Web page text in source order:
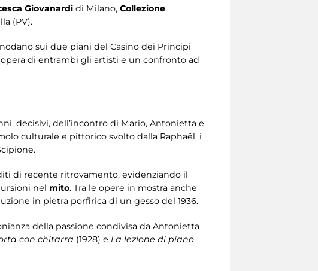
Giovanardi di Milano, Collezione
(PV).
sui due piani del Casino dei Principi
di entrambi gli artisti e un confronto ad
decisivi, dell’incontro di Mario, Antonietta e
culturale e pittorico svolto dalla Raphaël, i
di recente ritrovamento, evidenziando il
nel mito. Tra le opere in mostra anche
in pietra porfirica di un gesso del 1936.
della passione condivisa da Antonietta
con chitarra (1928) e La lezione di piano